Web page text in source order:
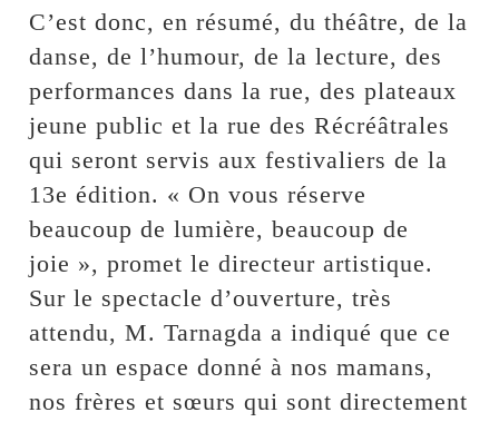
C’est donc, en résumé, du théâtre, de la
danse, de l’humour, de la lecture, des
performances dans la rue, des plateaux
jeune public et la rue des Récréâtrales
qui seront servis aux festivaliers de la
13e édition. « On vous réserve
beaucoup de lumière, beaucoup de
joie », promet le directeur artistique.
Sur le spectacle d’ouverture, très
attendu, M. Tarnagda a indiqué que ce
sera un espace donné à nos mamans,
nos frères et sœurs qui sont directement